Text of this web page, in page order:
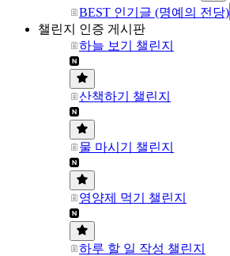
BEST 인기글 (명예의 전당)
챌린지 인증 게시판
하늘 보기 챌린지
산책하기 챌린지
물 마시기 챌린지
영양제 먹기 챌린지
하루 할 일 작성 챌린지